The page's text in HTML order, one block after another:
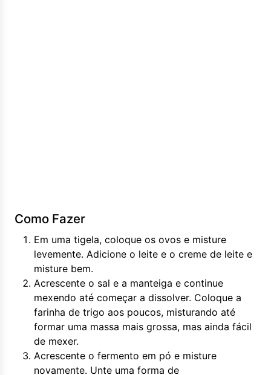
Como Fazer
Em uma tigela, coloque os ovos e misture
levemente. Adicione o leite e o creme de leite e
misture bem.
Acrescente o sal e a manteiga e continue
mexendo até começar a dissolver. Coloque a
farinha de trigo aos poucos, misturando até
formar uma massa mais grossa, mas ainda fácil
de mexer.
Acrescente o fermento em pó e misture
novamente. Unte uma forma de